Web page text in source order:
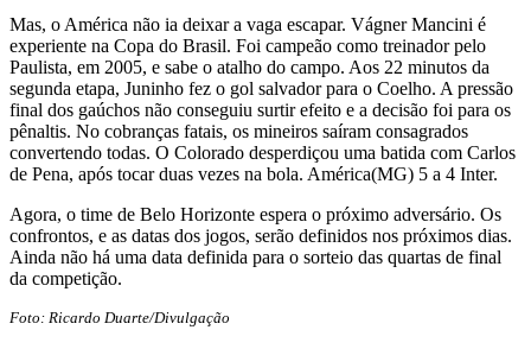
Mas, o América não ia deixar a vaga escapar. Vágner Mancini é
experiente na Copa do Brasil. Foi campeão como treinador pelo
Paulista, em 2005, e sabe o atalho do campo. Aos 22 minutos da
segunda etapa, Juninho fez o gol salvador para o Coelho. A pressão
final dos gaúchos não conseguiu surtir efeito e a decisão foi para os
pênaltis. No cobranças fatais, os mineiros saíram consagrados
convertendo todas. O Colorado desperdiçou uma batida com Carlos
de Pena, após tocar duas vezes na bola. América(MG) 5 a 4 Inter.
Agora, o time de Belo Horizonte espera o próximo adversário. Os
confrontos, e as datas dos jogos, serão definidos nos próximos dias.
Ainda não há uma data definida para o sorteio das quartas de final
da competição.
Foto: Ricardo Duarte/Divulgação